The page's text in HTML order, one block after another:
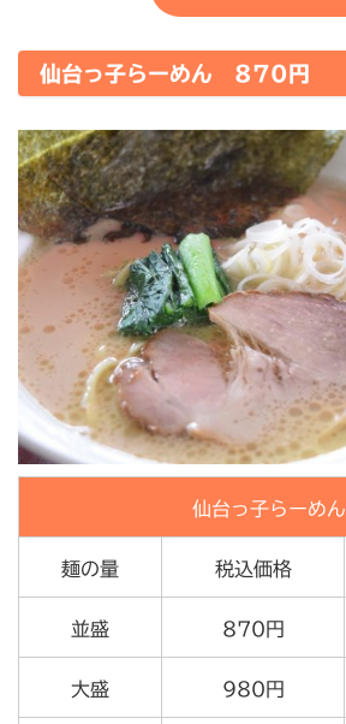
仙台っ子らーめん 870円
仙台っ子らーめん
麺の量 税込価格
並盛 870円
大盛 980円